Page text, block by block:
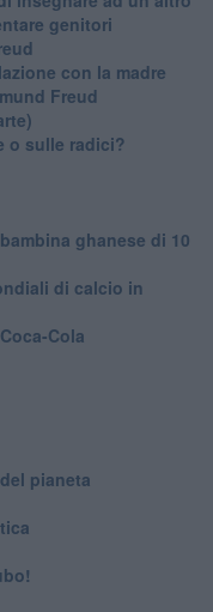
genitori
con la madre
Freud
o sulle radici?
ghanese di 10
di calcio in
Cola
pianeta